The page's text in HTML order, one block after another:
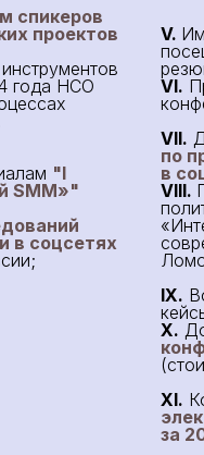
спикеров
проектов
года НСО
"I
SMM»"
в соцсетях
V.
VI.
VII.
по
в
VIII.
IХ.
Х.
XI.
за